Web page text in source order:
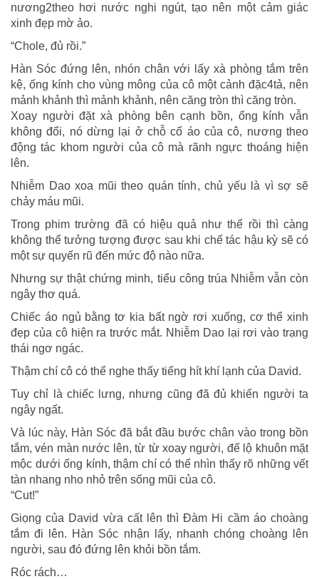
nương2theo hơi nước nghi ngút, tạo nên một cảm giác
xinh đẹp mờ ảo.
“Chole, đủ rồi.”
Hàn Sóc đứng lên, nhón chân với lấy xà phòng tắm trên
kệ, ống kính cho vùng mông của cô một cảnh đặc4tả, nên
mảnh khảnh thì mảnh khảnh, nên căng tròn thì căng tròn.
Xoay người đặt xà phòng bên cạnh bồn, ống kính vẫn
không đổi, nó dừng lại ở chỗ cổ áo của cô, nương theo
động tác khom người của cô mà rãnh ngực thoáng hiện
lên.
Nhiễm Dao xoa mũi theo quán tính, chủ yếu là vì sợ sẽ
chảy máu mũi.
Trong phim trường đã có hiệu quả như thế rồi thì càng
không thể tưởng tượng được sau khi chế tác hậu kỳ sẽ có
một sự quyến rũ đến mức độ nào nữa.
Nhưng sự thật chứng minh, tiểu công trúa Nhiễm vẫn còn
ngây thơ quá.
Chiếc áo ngủ bằng tơ kia bất ngờ rơi xuống, cơ thể xinh
đẹp của cô hiện ra trước mắt. Nhiễm Dao lại rơi vào trạng
thái ngơ ngác.
Thậm chí cô có thể nghe thấy tiếng hít khí lạnh của David.
Tuy chỉ là chiếc lưng, nhưng cũng đã đủ khiến người ta
ngây ngất.
Và lúc này, Hàn Sóc đã bắt đầu bước chân vào trong bồn
tắm, vén màn nước lên, từ từ xoay người, để lộ khuôn mặt
mộc dưới ống kính, thậm chí có thể nhìn thấy rõ những vết
tàn nhang nho nhỏ trên sống mũi của cô.
“Cut!”
Giọng của David vừa cất lên thì Đàm Hi cầm áo choàng
tắm đi lên. Hàn Sóc nhận lấy, nhanh chóng choàng lên
người, sau đó đứng lên khỏi bồn tắm.
Róc rách…